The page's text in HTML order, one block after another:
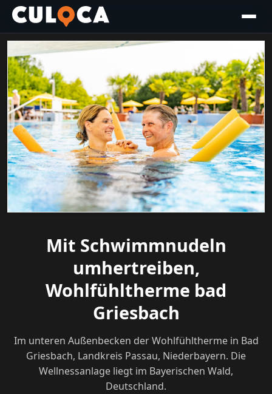
Mit Schwimmnudeln
umhertreiben,
Wohlfühltherme bad
Griesbach
Im unteren Außenbecken der Wohlfühltherme in Bad
Griesbach, Landkreis Passau, Niederbayern. Die
Wellnessanlage liegt im Bayerischen Wald,
Deutschland.